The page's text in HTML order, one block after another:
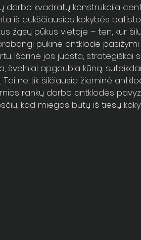
darbo kvadratų konstrukcija
iš aukščiausios kokybės
žąsų pūkus vietoje – ten, kur
pūkinė antklodė
Išorinė jos juosta, strategiškai
švelniai apgaubia kūną,
Tai ne tik šilčiausia žieminė
rankų darbo antklodės
kad miegas būtų iš tiesų